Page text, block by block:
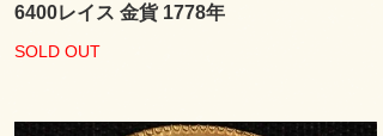
6400レイス 金貨 1778年
SOLD OUT